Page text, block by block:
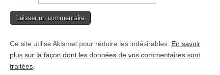
Ce site utilise Akismet pour réduire les indésirables. En savoir
plus sur la façon dont les données de vos commentaires sont
traitées